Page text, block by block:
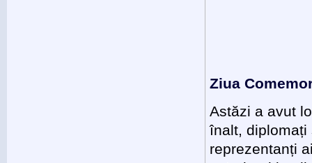
Ziua
Astăzi a avut
înalt, diplomați
reprezentanți